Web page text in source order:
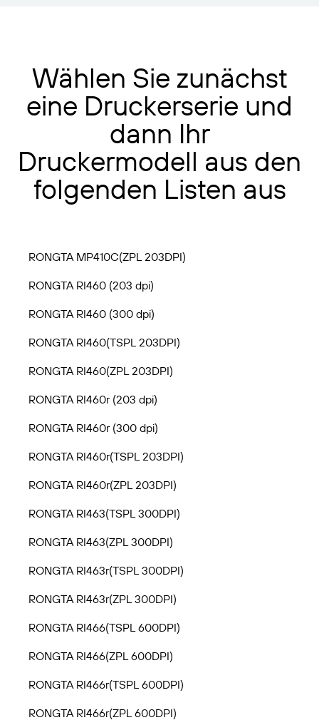
Wählen Sie zunächst
eine Druckerserie und
dann Ihr
Druckermodell aus den
folgenden Listen aus
RONGTA MP410C(ZPL 203DPI)
RONGTA RI460 (203 dpi)
RONGTA RI460 (300 dpi)
RONGTA RI460(TSPL 203DPI)
RONGTA RI460(ZPL 203DPI)
RONGTA RI460r (203 dpi)
RONGTA RI460r (300 dpi)
RONGTA RI460r(TSPL 203DPI)
RONGTA RI460r(ZPL 203DPI)
RONGTA RI463(TSPL 300DPI)
RONGTA RI463(ZPL 300DPI)
RONGTA RI463r(TSPL 300DPI)
RONGTA RI463r(ZPL 300DPI)
RONGTA RI466(TSPL 600DPI)
RONGTA RI466(ZPL 600DPI)
RONGTA RI466r(TSPL 600DPI)
RONGTA RI466r(ZPL 600DPI)